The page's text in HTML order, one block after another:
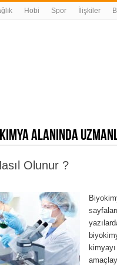
Hobi Spor İlişkiler
alanında
Olunur ?